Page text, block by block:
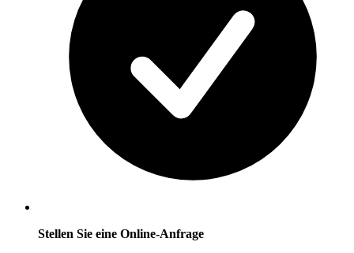
Stellen Sie eine Online-Anfrage